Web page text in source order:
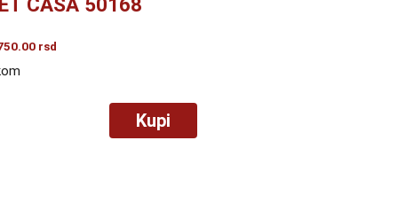
ČAŠA 50168
rsd
Kupi